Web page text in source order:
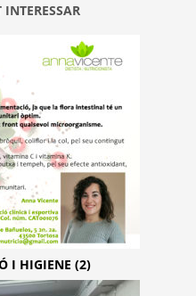
I HIGIENE (2)